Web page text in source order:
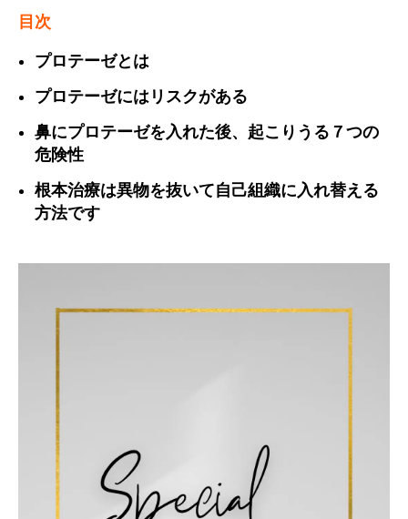
目次
プロテーゼとは
プロテーゼにはリスクがある
鼻にプロテーゼを入れた後、起こりうる７つの
危険性
根本治療は異物を抜いて自己組織に入れ替える
方法です